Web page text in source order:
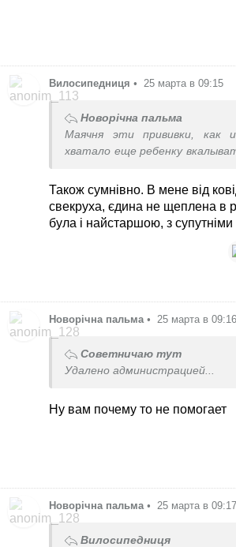
Вилосипедниця • 25 марта в 09:15
Новорічна пальма
Маячня эти прививки, как
хватало еще ребенку
Також сумнівно. В мене від
свекруха, єдина не щеплена в
була і найстаршою, з
Новорічна пальма • 25 марта в 09:16
Советничаю тут
Удалено администрацией...
Ну вам почему то не помогает
Новорічна пальма • 25 марта в 09:17
Вилосипедниця